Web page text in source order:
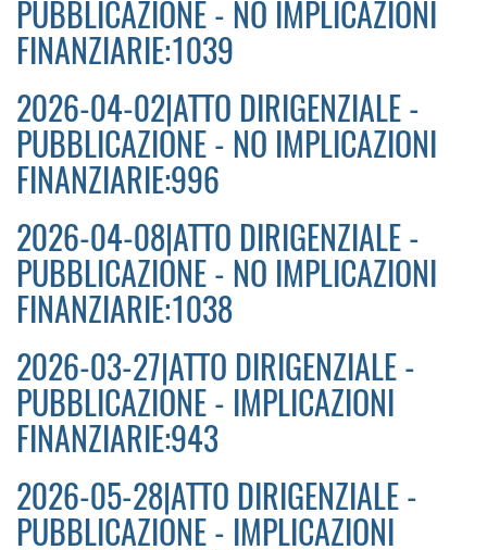
PUBBLICAZIONE - NO IMPLICAZIONI
FINANZIARIE:1039
2026-04-02|ATTO DIRIGENZIALE -
PUBBLICAZIONE - NO IMPLICAZIONI
FINANZIARIE:996
2026-04-08|ATTO DIRIGENZIALE -
PUBBLICAZIONE - NO IMPLICAZIONI
FINANZIARIE:1038
2026-03-27|ATTO DIRIGENZIALE -
PUBBLICAZIONE - IMPLICAZIONI
FINANZIARIE:943
2026-05-28|ATTO DIRIGENZIALE -
PUBBLICAZIONE - IMPLICAZIONI